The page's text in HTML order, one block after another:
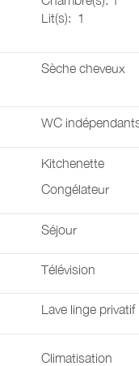
Lit(s): 1
Sèche cheveux
WC
Kitchenette
Congélateur
Séjour
Télévision
Lave linge privatif
Climatisation